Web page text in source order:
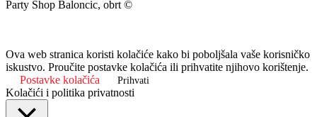
Party Shop Baloncic, obrt ©
Ova web stranica koristi kolačiće kako bi poboljšala vaše korisničko
iskustvo. Proučite postavke kolačića ili prihvatite njihovo korištenje.
Postavke kolačića
Prihvati
Kolačići i politika privatnosti